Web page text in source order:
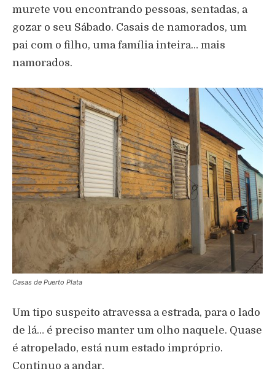
murete vou encontrando pessoas, sentadas, a
gozar o seu Sábado. Casais de namorados, um
pai com o filho, uma família inteira… mais
namorados.
Casas de Puerto Plata
Um tipo suspeito atravessa a estrada, para o lado
de lá… é preciso manter um olho naquele. Quase
é atropelado, está num estado impróprio.
Continuo a andar.